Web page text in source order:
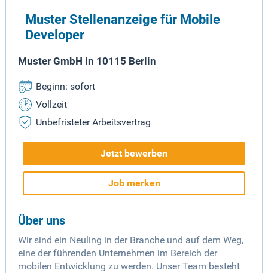
Muster Stellenanzeige für Mobile
Developer
Muster GmbH in 10115 Berlin
Beginn: sofort
Vollzeit
Unbefristeter Arbeitsvertrag
Jetzt bewerben
Job merken
Über uns
Wir sind ein Neuling in der Branche und auf dem Weg,
eine der führenden Unternehmen im Bereich der
mobilen Entwicklung zu werden. Unser Team besteht